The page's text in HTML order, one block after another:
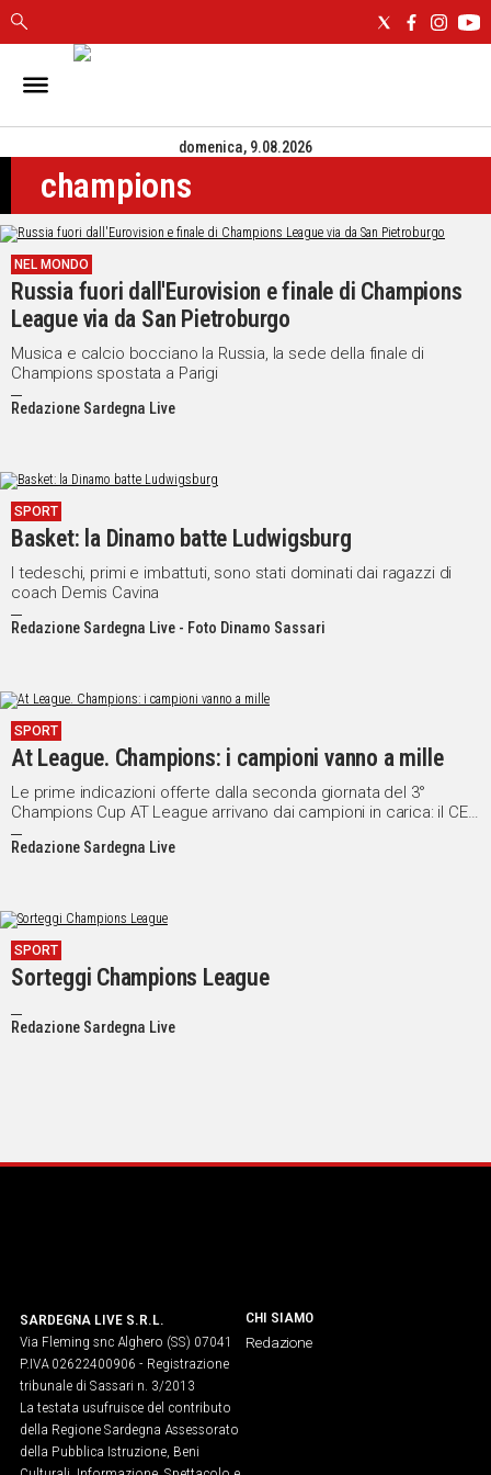
IN
CAGLIARI
SASSARI
NUORO
ORISTANO
SULCIS
GALLURA
OGLIASTRA
MEDIO
CAMPIDANO
POLITICA
IN
ITALIA
NEL
MONDO
SPORT
VIDEO
Vai
AL CANALE
WHATSAPP
Social
domenica, 9.08.2026
champions
NEL MONDO
Russia fuori dall'Eurovision e finale di Champions
League via da San Pietroburgo
Musica e calcio bocciano la Russia, la sede della finale di
Champions spostata a Parigi
Redazione Sardegna Live
SPORT
Basket: la Dinamo batte Ludwigsburg
I tedeschi, primi e imbattuti, sono stati dominati dai ragazzi di
coach Demis Cavina
Redazione Sardegna Live - Foto Dinamo Sassari
SPORT
At League. Champions: i campioni vanno a mille
Le prime indicazioni offerte dalla seconda giornata del 3°
Champions Cup AT League arrivano dai campioni in carica: il CEP
campione della stessa Champions, la Red United campione del
Summer, Ottica 4 Eyes FC campione regionale, Cuccumeu
Over.
Redazione Sardegna Live
SPORT
Sorteggi Champions League
Redazione Sardegna Live
SARDEGNA LIVE S.R.L.
Via Fleming snc Alghero (SS) 07041
P.IVA 02622400906 - Registrazione
tribunale di Sassari n. 3/2013
La testata usufruisce del contributo
della Regione Sardegna Assessorato
della Pubblica Istruzione, Beni
CHI SIAMO
Redazione